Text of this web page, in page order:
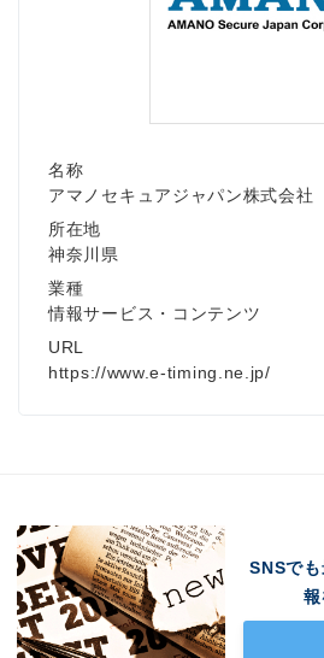
名称
アマノセキュアジャパン株式会社
所在地
神奈川県
業種
情報サービス・コンテンツ
URL
https://www.e-timing.ne.jp/
SNSで